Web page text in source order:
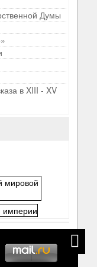
Думы
в XIII - XV